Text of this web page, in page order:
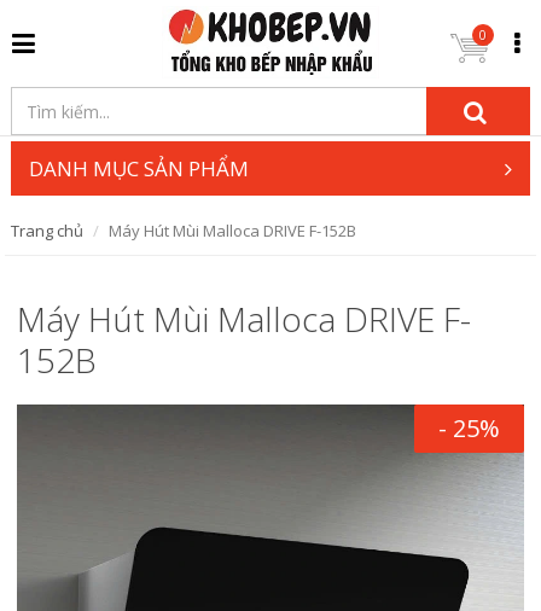
0
DANH MỤC SẢN PHẨM
Trang chủ Máy Hút Mùi Malloca DRIVE F-152B
Máy Hút Mùi Malloca DRIVE F-
152B
- 25%